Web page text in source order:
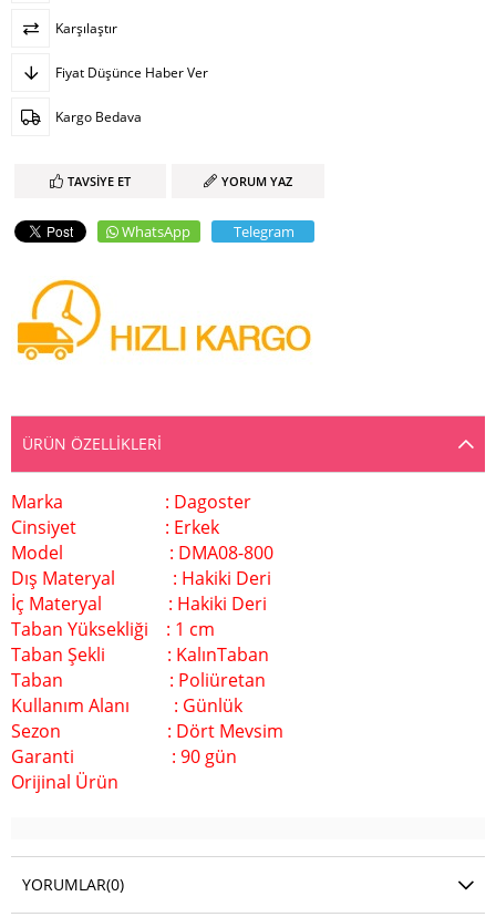
Karşılaştır
Fiyat Düşünce Haber Ver
Kargo Bedava
TAVSIYE ET YORUM YAZ
WhatsApp Telegram
ÜRÜN ÖZELLIKLERI
Marka : Dagoster
Cinsiyet : Erkek
Model : DMA08-800
Dış Materyal
: Hakiki Deri
İç Materyal
: Hakiki Deri
Taban Yüksekliği
: 1 cm
Taban Şekli : KalınTaban
Taban
: Poliüretan
Kullanım Alanı : Günlük
Sezon : Dört Mevsim
Garanti
: 90 gün
Orijinal Ürün
YORUMLAR(0)